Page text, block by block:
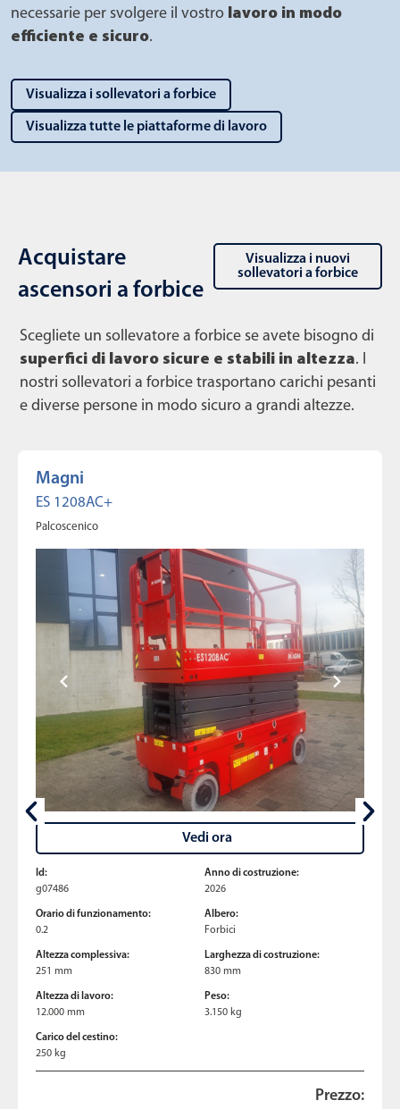
necessarie per svolgere il vostro lavoro in modo
efficiente e sicuro.
Visualizza i sollevatori a forbice
Visualizza tutte le piattaforme di lavoro
Acquistare
ascensori a forbice
Visualizza i nuovi
sollevatori a forbice
Scegliete un sollevatore a forbice se avete bisogno di
superfici di lavoro sicure e stabili in altezza. I
nostri sollevatori a forbice trasportano carichi pesanti
e diverse persone in modo sicuro a grandi altezze.
Magni
ES 1208AC+
Palcoscenico
Vedi ora
Id:
g07486
Anno di costruzione:
2026
Orario di funzionamento:
0.2
Albero:
Forbici
Altezza complessiva:
251 mm
Larghezza di costruzione:
830 mm
Altezza di lavoro:
12.000 mm
Peso:
3.150 kg
Carico del cestino:
250 kg
Prezzo: